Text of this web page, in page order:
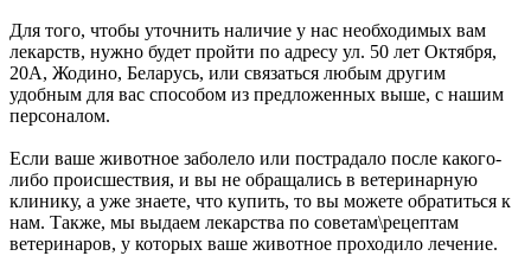
Для того, чтобы уточнить наличие у нас необходимых вам
лекарств, нужно будет пройти по адресу ул. 50 лет Октября,
20А, Жодино, Беларусь, или связаться любым другим
удобным для вас способом из предложенных выше, с нашим
персоналом.
Если ваше животное заболело или пострадало после какого-
либо происшествия, и вы не обращались в ветеринарную
клинику, а уже знаете, что купить, то вы можете обратиться к
нам. Также, мы выдаем лекарства по советам\рецептам
ветеринаров, у которых ваше животное проходило лечение.